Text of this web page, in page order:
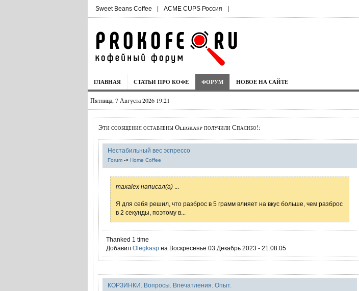
Sweet Beans Coffee | ACME CUPS Россия |
ГЛАВНАЯ СТАТЬИ ПРО КОФЕ ФОРУМ НОВОЕ НА САЙТЕ
Пятница, 7 Августа 2026 19:21
Эти сообщения оставлены Olegkasp получили Спасибо!:
Нестабильный вес эспрессо
Forum -> Home Coffee
maxalex написал(а)
Я для себя решил, что разброс в 5 грамм влияет на вкус больше, чем разброс
в 2 секунды, поэтому в...
Thanked 1 time
Добавил Olegkasp на Воскресенье 03 Декабрь 2023 - 21:08:05
КОРЗИНКИ. Вопросы. Впечатления. Опыт.